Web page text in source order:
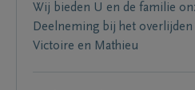
Wij bieden U en de familie
Deelneming bij het
Victoire en Mathieu